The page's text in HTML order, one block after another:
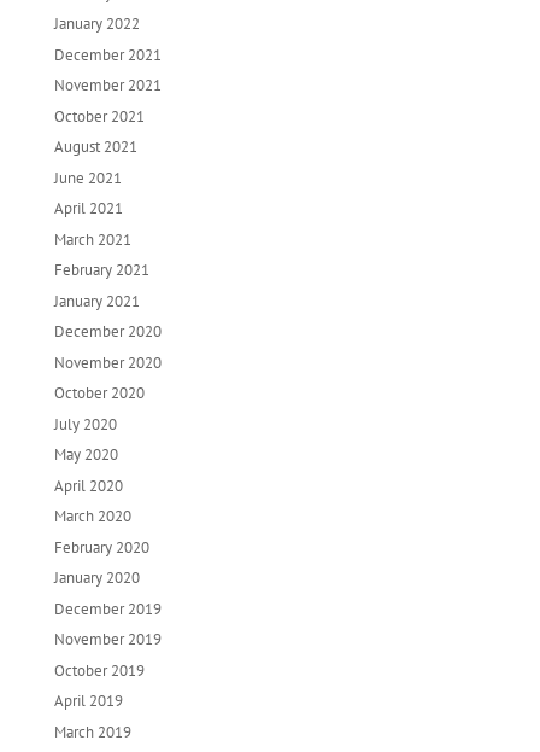
January 2022
December 2021
November 2021
October 2021
August 2021
June 2021
April 2021
March 2021
February 2021
January 2021
December 2020
November 2020
October 2020
July 2020
May 2020
April 2020
March 2020
February 2020
January 2020
December 2019
November 2019
October 2019
April 2019
March 2019